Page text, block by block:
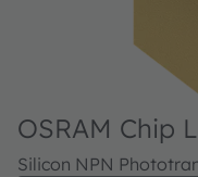
OSRAM Chip
Silicon NPN